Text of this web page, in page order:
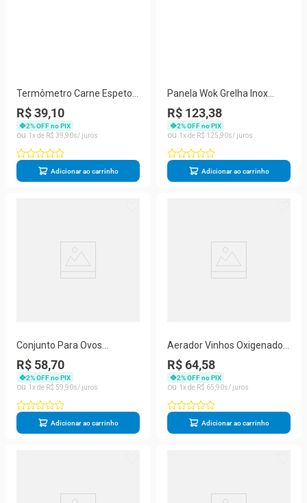
Termômetro Carne Espeto
Culinário Alimentos Cozinha
Prana
R$ 39,10
2% OFF no PIX
1
R$ 39 90
Adicionar ao carrinho
Panela Wok Grelha Inox
Churrasqueira Legumes
Peixe Prana
R$ 123,38
2% OFF no PIX
1
R$ 125 90
Adicionar ao carrinho
Conjunto Para Ovos
Cortador Timer E Pegador
Cozinha Prana
R$ 58,70
2% OFF no PIX
1
R$ 59 90
Adicionar ao carrinho
Aerador Vinhos Oxigenador
Profissional Adega Lprimeur
Prana
R$ 64,58
2% OFF no PIX
1
R$ 65 90
Adicionar ao carrinho